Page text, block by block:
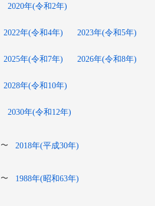
2020年(令和2年)
2022年(令和4年) 2023年(令和5年)
2025年(令和7年) 2026年(令和8年)
2028年(令和10年)
2030年(令和12年)
〜 2018年(平成30年)
〜 1988年(昭和63年)